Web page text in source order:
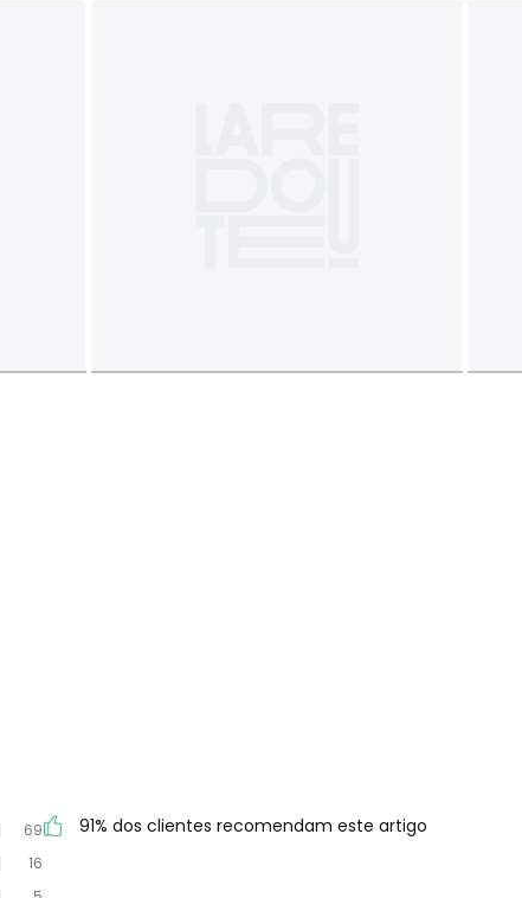
16
69 91% dos clientes recomendam este artigo